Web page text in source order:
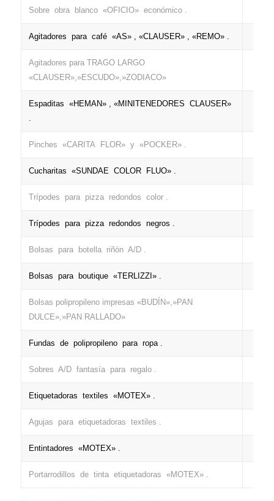
Sobre obra blanco «OFICIO» económico .
Agitadores para café «AS» , «CLAUSER» , «REMO» .
Agitadores para TRAGO LARGO
«CLAUSER»,»ESCUDO»,»ZODIACO»
Espaditas «HEMAN» , «MINITENEDORES CLAUSER»
.
Pinches «CARITA FLOR» y «POCKER» .
Cucharitas «SUNDAE COLOR FLUO» .
Trípodes para pizza redondos color .
Trípodes para pizza redondos negros .
Bolsas para botella riñón A/D .
Bolsas para boutique «TERLIZZI» .
Bolsas polipropileno impresas «BUDÍN»,»PAN
DULCE»,»PAN RALLADO»
Fundas de polipropileno para ropa .
Sobres A/D fantasía para regalo .
Etiquetadoras textiles «MOTEX» .
Agujas para etiquetadoras textiles .
Entintadores «MOTEX» .
Portarrodillos de tinta etiquetadoras «MOTEX» .